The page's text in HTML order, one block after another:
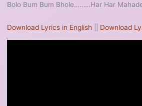
Bolo Bum Bum Bhole………Har Har
Download Lyrics in English Download